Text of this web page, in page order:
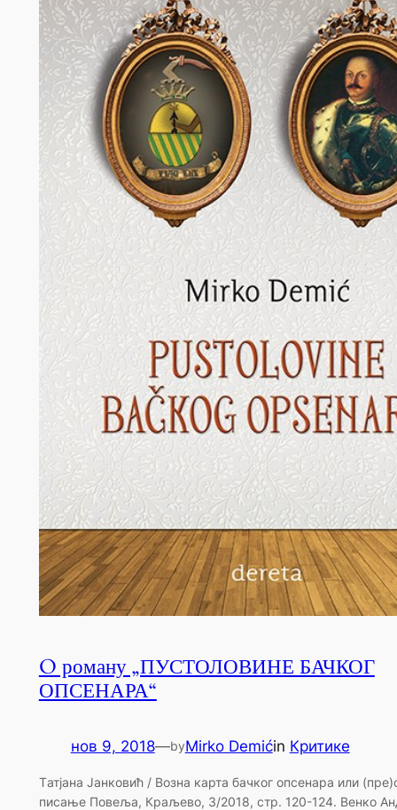
O роману „ПУСТОЛОВИНЕ БАЧКОГ
ОПСЕНАРА“
нов 9, 2018—byMirko Demićin Критике
Tатјана Јанковић / Возна карта бачког опсенара или
писање Повеља, Краљево, 3/2018, стр. 120-124. Венко